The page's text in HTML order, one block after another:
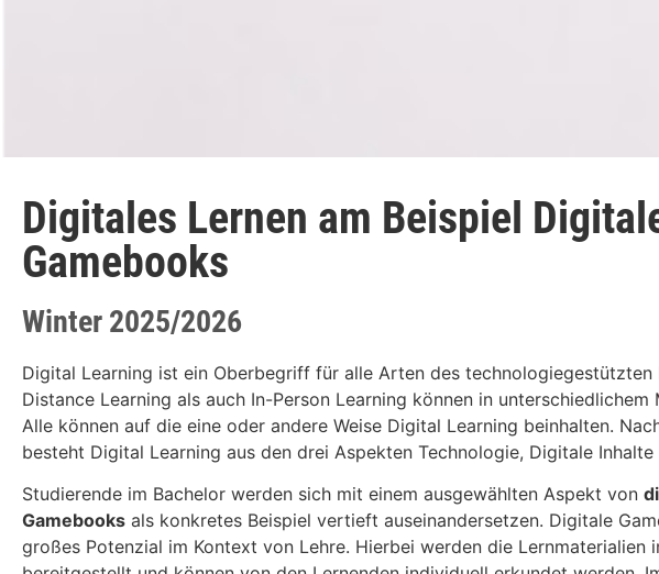
Digitales Lernen am Beispiel
Gamebooks
Winter 2025/2026
Digital Learning ist ein Oberbegriff für alle Arten des technologiegestützten
Distance Learning als auch In-Person Learning können in unterschiedlichem
Alle können auf die eine oder andere Weise Digital Learning beinhalten.
besteht Digital Learning aus den drei Aspekten Technologie, Digitale
Studierende im Bachelor werden sich mit einem ausgewählten Aspekt von
Gamebooks als konkretes Beispiel vertieft auseinandersetzen. Digitale
großes Potenzial im Kontext von Lehre. Hierbei werden die Lernmaterialien